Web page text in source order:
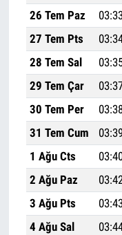
26 Tem Paz
27 Tem Pts
28 Tem Sal
29 Tem Çar
30 Tem Per
31 Tem Cum
1 Ağu Cts
2 Ağu Paz
3 Ağu Pts
4 Ağu Sal